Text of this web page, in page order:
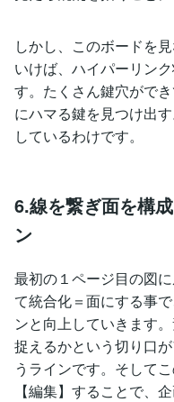
しかし、このボードを
いけば、ハイパーリン
す。たくさん鍵穴がで
にハマる鍵を見つけ出
しているわけです。
6.線を繋ぎ面を構
ン
最初の１ページ目の図
て統合化＝面にする事
ンと向上していきます
捉えるかという切り口
うラインです。そして
【編集】することで、